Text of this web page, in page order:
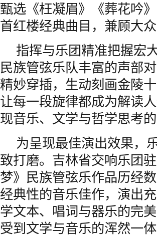
甄选《枉凝眉》《葬花吟
首红楼经典曲目，兼顾大
指挥与乐团精准把握宏
民族管弦乐队丰富的声部
精妙穿插，生动刻画金陵
让每一段旋律都成为解读
现音乐、文学与哲学思考的
为呈现最佳演出效果，
致打磨。吉林省交响乐团
梦》民族管弦乐作品历经
经典性的音乐佳作，演出
学文本、唱词与器乐的完
受到文学与音乐的浑然一体